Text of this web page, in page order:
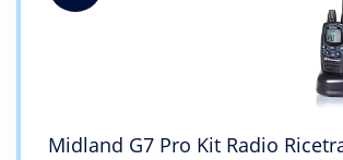
Midland G7 Pro Kit Radio